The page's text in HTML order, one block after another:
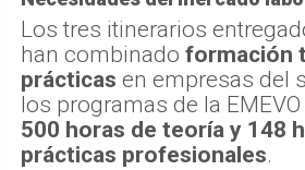
Los tres itinerarios
han combinado formación
prácticas en empresas del
los programas de la
500 horas de teoría y 148
prácticas profesionales.